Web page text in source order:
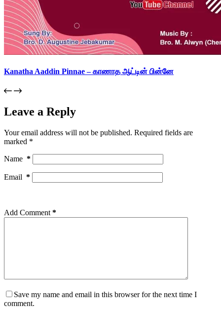
Kanatha Aaddin Pinnae – காணாத ஆட்டின் பின்னே
Leave a Reply
Your email address will not be published. Required fields are
marked *
Name *
Email *
Add Comment *
Save my name and email in this browser for the next time I
comment.